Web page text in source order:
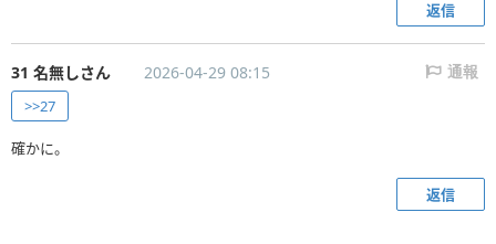
返信
31 名無しさん 2026-04-29 08:15 通報
>>27
確かに。
返信